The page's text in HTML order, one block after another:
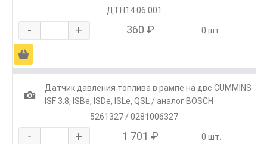
ДТН14.06.001
- + 360 ₽ 0 шт.
Ä
1
Датчик давления топлива в рампе на двс CUMMINS
ISF 3.8, ISBe, ISDe, ISLe, QSL / аналог BOSCH
5261327 / 0281006327
- + 1 701 ₽ 0 шт.